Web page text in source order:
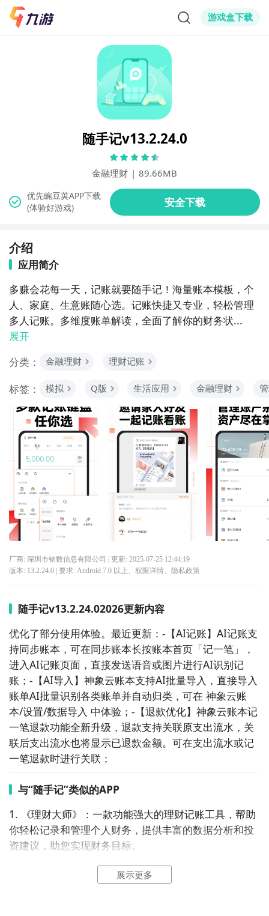
游戏盒下载
随手记v13.2.24.0
金融理财 | 89.66MB
(体验好游戏)
介绍
应用简介
多赚会花每一天，记账就要随手记！海量账本模板，个
人、家庭、生意账随心选。记账快捷又专业，轻松管理
多人记账。多维度账单解读，全面了解你的财务状...
展开
分类：
金融理财 理财记账
标签： 模拟 Q版 生活应用 金融理财
厂商: 深圳市铭数信息有限公司 | 更新: 2025-07-25 12:44:19
版本: 13.2.24.0| 要求: Android 7.0 以上、 权限详情、 隐私政策
随手记v13.2.24.02026更新内容
优化了部分使用体验。最近更新：-【AI记账】AI记账支
持同步账本，可在同步账本长按账本首页「记一笔」，
进入AI记账页面，直接发送语音或图片进行AI识别记
账；-【AI导入】神象云账本支持AI批量导入，直接导入
账单AI批量识别各类账单并自动归类，可在 神象云账
本/设置/数据导入 中体验；-【退款优化】神象云账本记
一笔退款功能全新升级，退款支持关联原支出流水，关
联后支出流水也将显示已退款金额。可在支出流水或记
一笔退款时进行关联；
与“随手记”类似的APP
1. 《理财大师》：一款功能强大的理财记账工具，帮助
你轻松记录和管理个人财务，提供丰富的数据分析和投
资建议，助您实现财务目标。
2. 《财富管家》：一款综合性的金融理财应用，提供全
展示更多